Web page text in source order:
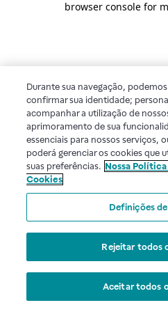
browser console for
Durante sua navegação,
confirmar sua identidade;
acompanhar a utilização de
aprimoramento de sua
essenciais para nossos serviços,
poderá gerenciar os cookies que
suas preferências. Nossa
Cookies
Definições
Rejeitar todos
Aceitar todos